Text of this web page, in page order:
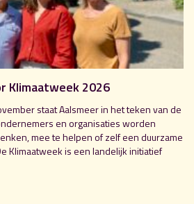
Klimaatweek 2026
staat Aalsmeer in het teken van de
en organisaties worden
mee te helpen of zelf een duurzame
Klimaatweek is een landelijk initiatief